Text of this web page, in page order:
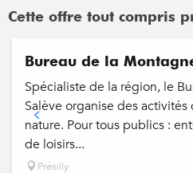
Cette offre tout compris
Bureau de la
Spécialiste de la région, le
Salève organise des
nature. Pour tous publics :
de loisirs...
Présilly